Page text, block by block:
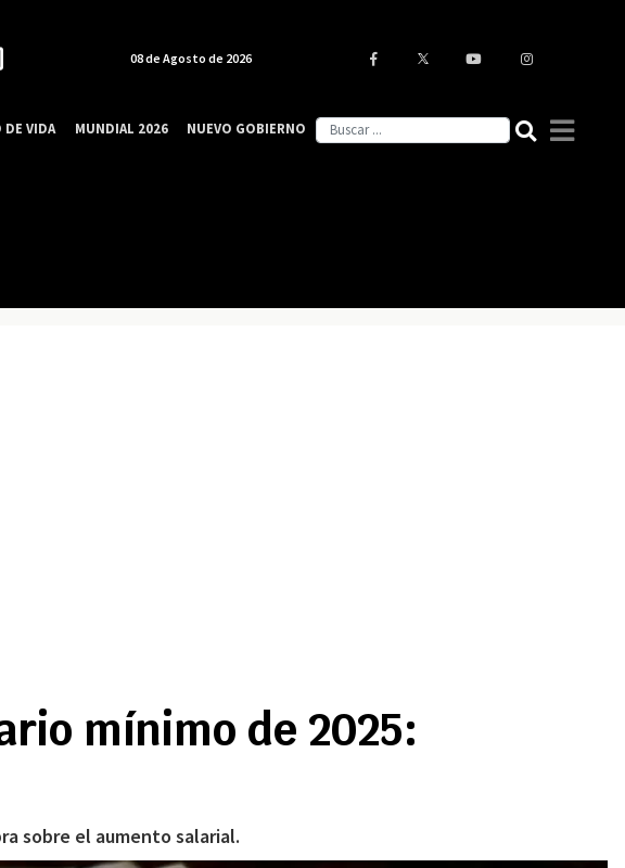
mínimo de 2025:
sobre el aumento salarial.
08 de Agosto de 2026
DE VIDA MUNDIAL 2026 NUEVO GOBIERNO